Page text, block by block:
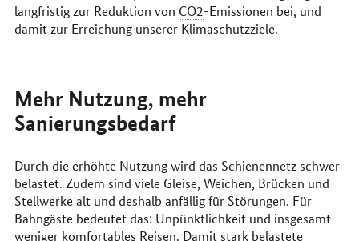
langfristig zur Reduktion von CO2-Emissionen bei, und
damit zur Erreichung unserer Klimaschutzziele.
Mehr Nutzung, mehr
Sanierungsbedarf
Durch die erhöhte Nutzung wird das Schienennetz schwer
belastet. Zudem sind viele Gleise, Weichen, Brücken und
Stellwerke alt und deshalb anfällig für Störungen. Für
Bahngäste bedeutet das: Unpünktlichkeit und insgesamt
weniger komfortables Reisen. Damit stark belastete